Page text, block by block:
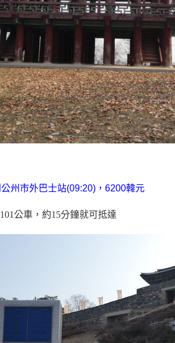
公州市外巴士站(09:20) ， 6200韓元
101公車，約15分鐘就可抵達